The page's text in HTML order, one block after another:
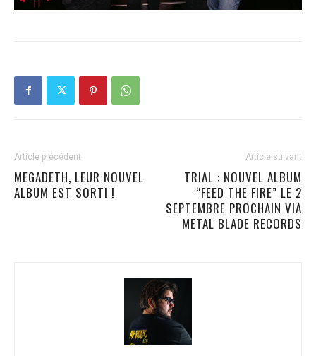
Article précédent
MEGADETH, LEUR NOUVEL
ALBUM EST SORTI !
Article suivant
TRIAL : NOUVEL ALBUM
“FEED THE FIRE” LE 2
SEPTEMBRE PROCHAIN VIA
METAL BLADE RECORDS